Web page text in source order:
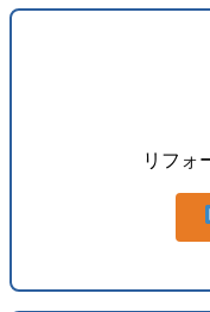
リフォ